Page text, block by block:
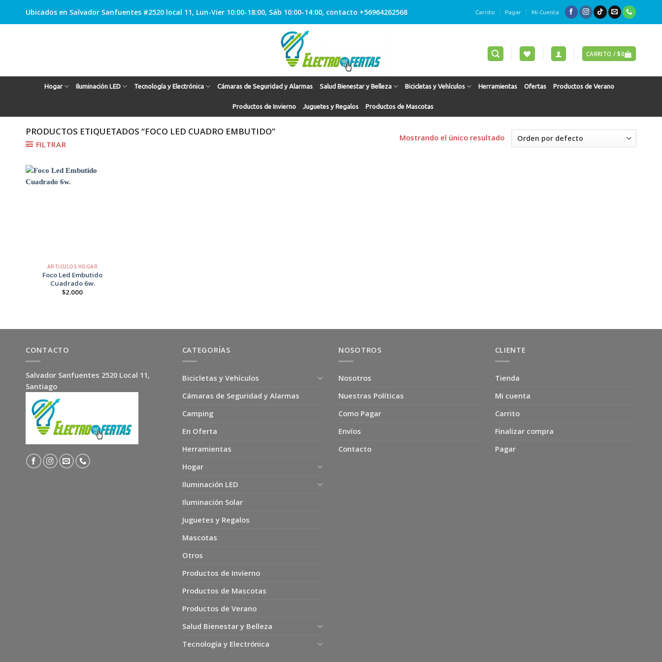
Ubicados en Salvador Sanfuentes #2520 local 11, Lun-Vier 10:00-18:00, Sáb 10:00-14:00, contacto +56964262568 Carrito Pagar Mi Cuenta
CARRITO /$0
Hogar Iluminación LED Tecnología y Electrónica Cámaras de Seguridad y Alarmas Salud Bienestar y Belleza Bicicletas y Vehículos Herramientas Ofertas Productos de Verano
Productos de Invierno Juguetes y Regalos Productos de Mascotas
PRODUCTOS ETIQUETADOS “FOCO LED CUADRO EMBUTIDO”
FILTRAR
Mostrando el único resultado
ARTICULOS HOGAR
Foco Led Embutido
Cuadrado 6w.
$2.000
CONTACTO
Salvador Sanfuentes 2520 Local 11,
Santiago
CATEGORÍAS
Bicicletas y Vehículos
Cámaras de Seguridad y Alarmas
Camping
En Oferta
Herramientas
Hogar
Iluminación LED
Iluminación Solar
Juguetes y Regalos
Mascotas
Otros
Productos de Invierno
Productos de Mascotas
Productos de Verano
Salud Bienestar y Belleza
Tecnología y Electrónica
NOSOTROS
Nosotros
Nuestras Políticas
Como Pagar
Envíos
Contacto
CLIENTE
Tienda
Mi cuenta
Carrito
Finalizar compra
Pagar